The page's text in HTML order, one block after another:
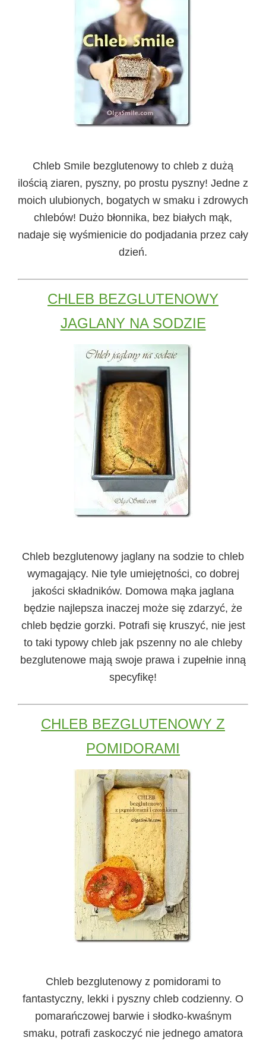
Chleb Smile bezglutenowy to chleb z dużą
ilością ziaren, pyszny, po prostu pyszny! Jedne z
moich ulubionych, bogatych w smaku i zdrowych
chlebów! Dużo błonnika, bez białych mąk,
nadaje się wyśmienicie do podjadania przez cały
dzień.
CHLEB BEZGLUTENOWY
JAGLANY NA SODZIE
Chleb bezglutenowy jaglany na sodzie to chleb
wymagający. Nie tyle umiejętności, co dobrej
jakości składników. Domowa mąka jaglana
będzie najlepsza inaczej może się zdarzyć, że
chleb będzie gorzki. Potrafi się kruszyć, nie jest
to taki typowy chleb jak pszenny no ale chleby
bezglutenowe mają swoje prawa i zupełnie inną
specyfikę!
CHLEB BEZGLUTENOWY Z
POMIDORAMI
Chleb bezglutenowy z pomidorami to
fantastyczny, lekki i pyszny chleb codzienny. O
pomarańczowej barwie i słodko-kwaśnym
smaku, potrafi zaskoczyć nie jednego amatora